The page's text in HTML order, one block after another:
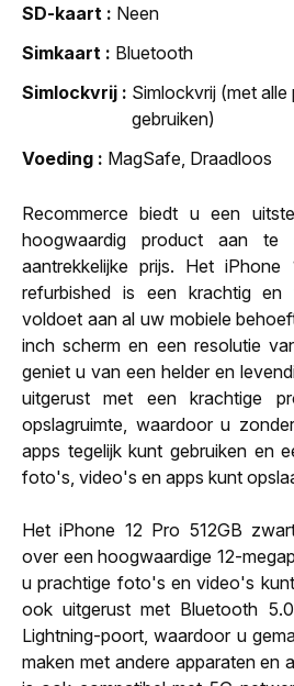
SD-kaart
Neen
Simkaart
Bluetooth
Simlockvrij
Simlockvrij (met alle
gebruiken)
Voeding
MagSafe, Draadloos
Recommerce biedt u een
hoogwaardig product aan te
aantrekkelijke prijs. Het
refurbished is een krachtig en
voldoet aan al uw mobiele
inch scherm en een resolutie
geniet u van een helder en
uitgerust met een krachtige
opslagruimte, waardoor u
apps tegelijk kunt gebruiken en
foto's, video's en apps kunt
Het iPhone 12 Pro 512GB
over een hoogwaardige 12-
u prachtige foto's en video's
ook uitgerust met Bluetooth
Lightning-poort, waardoor u
maken met andere apparaten en